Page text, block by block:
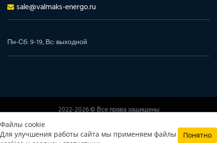
Файлы cookie
Для улучшения работы сайта мы применяем файлы
Понятно
sale@valmaks-energo.ru
Пн-Сб: 9-19, Вс: выходной
2022-2026 © Все права защищены
Политика конфиденциальности
Согласие на обработку